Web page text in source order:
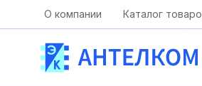
Москва, ул. Московская,
О компании Каталог